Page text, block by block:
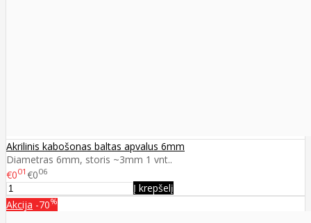
Akrilinis kabošonas baltas apvalus 6mm
Diametras 6mm, storis ~3mm 1 vnt..
€001 €006
Į krepšelį
Akcija -70%